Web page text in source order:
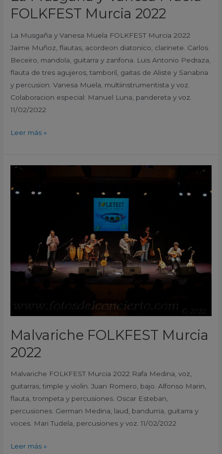
FOLKFEST Murcia 2022
La Musgaña y Vanesa Muela FOLKFEST Murcia 2022
Jaime Muñoz, flautas, acordeon diatonico, clarinete. Carlos
Beceiro, mandola, guitarra y zanfona. Luis Antonio Pedraza,
flauta de tres agujeros, tamboril, gaitas de Aliste y Sanabria
y percusion. Vanesa Muela, multiinstrumentista y voz.
Colaboracion especial: Manuel Luna, pandereta y voz.
11/02/2022
Leer más »
Malvariche FOLKFEST Murcia
2022
Malvariche FOLKFEST Murcia 2022 Rafa Medina, voz,
guitarras, timple y violin. Juan Romero, bajo. Alfonso Marin,
flauta, trompeta y percusiones. Oscar Esteban,
percusiones. German Medina, laud, bandurria, guitarra y
voces. Mari Tudela, percusiones y voz. 11/02/2022
Malvariche
FOLKFEST
Murcia
Leer más »